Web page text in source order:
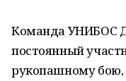
Команда УНИБОС
постоянный
рукопашному бою,